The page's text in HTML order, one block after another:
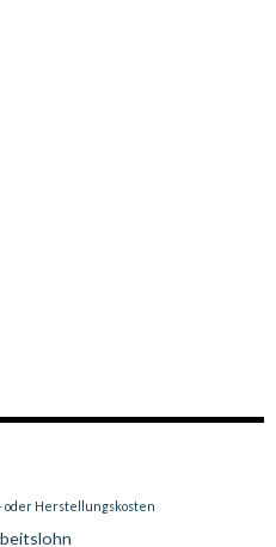
oder Herstellungskosten